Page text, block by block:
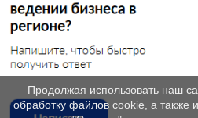
Продолжая использовать наш
обработку файлов cookie, а также